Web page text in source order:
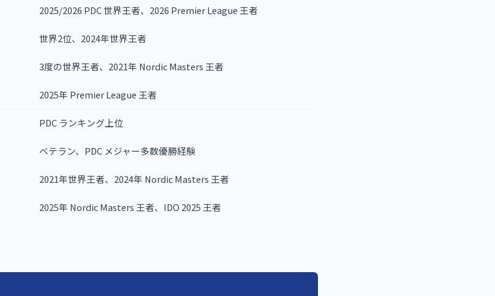
2025/2026 PDC 世界王者、2026 Premier League 王者
世界2位、2024年世界王者
3度の世界王者、2021年 Nordic Masters 王者
2025年 Premier League 王者
PDC ランキング上位
ベテラン、PDC メジャー多数優勝経験
2021年世界王者、2024年 Nordic Masters 王者
2025年 Nordic Masters 王者、IDO 2025 王者